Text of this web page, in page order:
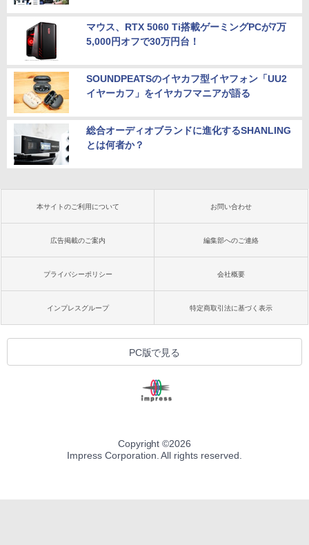
マウス、RTX 5060 Ti搭載ゲーミングPCが7万
5,000円オフで30万円台！
SOUNDPEATSのイヤカフ型イヤフォン「UU2
イヤーカフ」をイヤカフマニアが語る
総合オーディオブランドに進化するSHANLING
とは何者か？
本サイトのご利用について お問い合わせ
広告掲載のご案内 編集部へのご連絡
プライバシーポリシー 会社概要
インプレスグループ 特定商取引法に基づく表示
PC版で見る
Copyright ©2026
Impress Corporation. All rights reserved.